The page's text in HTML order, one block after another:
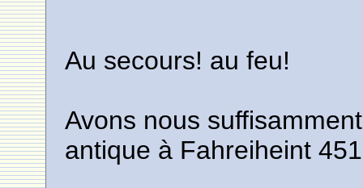
Au secours! au feu!
Avons nous
antique à Fahreiheint